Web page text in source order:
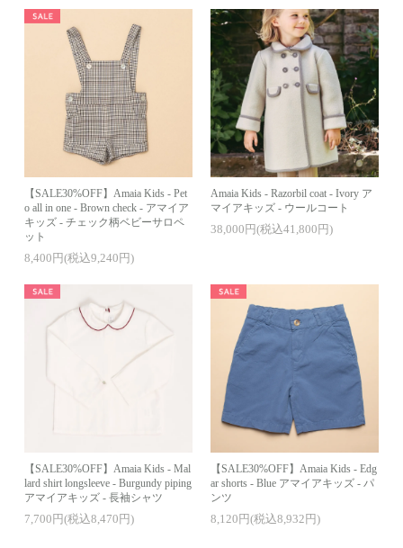
【SALE30%OFF】Amaia Kids - Pet
o all in one - Brown check - アマイア
キッズ - チェック柄ベビーサロペ
ット
8,400円(税込9,240円)
Amaia Kids - Razorbil coat - Ivory ア
マイアキッズ - ウールコート
38,000円(税込41,800円)
【SALE30%OFF】Amaia Kids - Mal
lard shirt longsleeve - Burgundy piping
アマイアキッズ - 長袖シャツ
7,700円(税込8,470円)
【SALE30%OFF】Amaia Kids - Edg
ar shorts - Blue アマイアキッズ - パ
ンツ
8,120円(税込8,932円)